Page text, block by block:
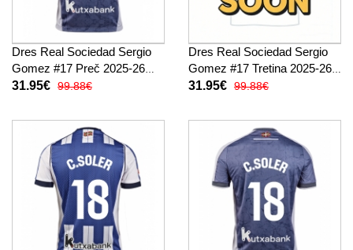
Dres Real Sociedad Sergio
Gomez #17 Preč 2025-26
Krátky Rukáv
31.95€ 99.88€
Dres Real Sociedad Sergio
Gomez #17 Tretina 2025-26
Krátky Rukáv
31.95€ 99.88€